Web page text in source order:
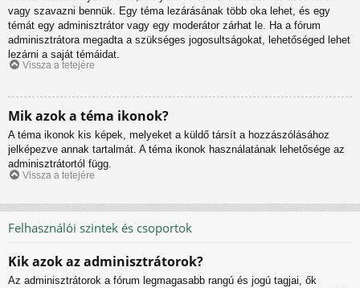
vagy szavazni bennük. Egy téma lezárásának több oka lehet, és egy
témát egy adminisztrátor vagy egy moderátor zárhat le. Ha a fórum
adminisztrátora megadta a szükséges jogosultságokat, lehetőséged lehet
lezárni a saját témáidat.
Vissza a tetejére
Mik azok a téma ikonok?
A téma ikonok kis képek, melyeket a küldő társít a hozzászólásához
jelképezve annak tartalmát. A téma ikonok használatának lehetősége az
adminisztrátortól függ.
Vissza a tetejére
Felhasználói szintek és csoportok
Kik azok az adminisztrátorok?
Az adminisztrátorok a fórum legmagasabb rangú és jogú tagjai, ők